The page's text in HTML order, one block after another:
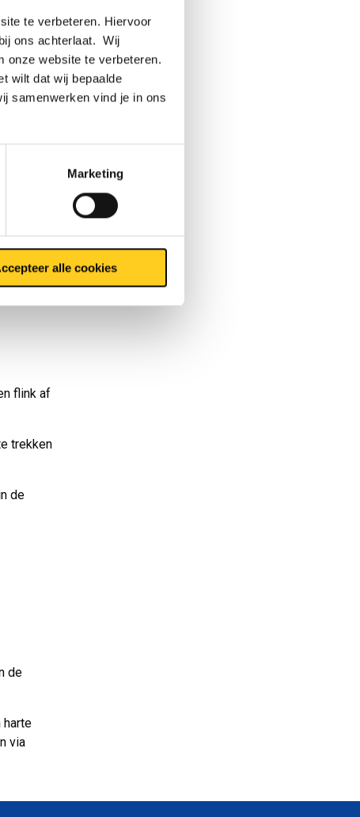
te verbeteren. Hiervoor
ons achterlaat. Wij
onze website te verbeteren.
wilt dat wij bepaalde
samenwerken vind je in ons
Marketing
alle cookies
tot de
ten
flink af
trekken
de
de
harte
via